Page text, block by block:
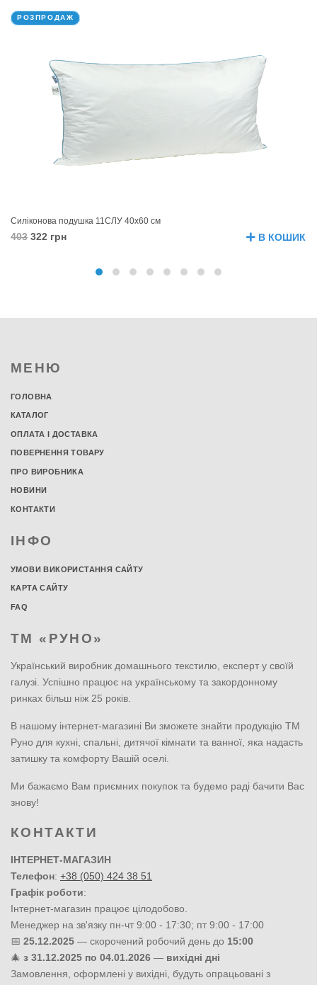
РОЗПРОДАЖ
Силіконова подушка 11СЛУ 40х60 см
403 322 грн В КОШИК
МЕНЮ
ГОЛОВНА
КАТАЛОГ
ОПЛАТА І ДОСТАВКА
ПОВЕРНЕННЯ ТОВАРУ
ПРО ВИРОБНИКА
НОВИНИ
КОНТАКТИ
ІНФО
УМОВИ ВИКОРИСТАННЯ САЙТУ
КАРТА САЙТУ
FAQ
ТМ «РУНО»
Український виробник домашнього текстилю, експерт у своїй
галузі. Успішно працює на українському та закордонному
ринках більш ніж 25 років.
В нашому інтернет-магазині Ви зможете знайти продукцію ТМ
Руно для кухні, спальні, дитячої кімнати та ванної, яка надасть
затишку та комфорту Вашій оселі.
Ми бажаємо Вам приємних покупок та будемо раді бачити Вас
знову!
КОНТАКТИ
ІНТЕРНЕТ-МАГАЗИН
Телефон: +38 (050) 424 38 51
Графік роботи:
Інтернет-магазин працює цілодобово.
Менеджер на зв'язку пн-чт 9:00 - 17:30; пт 9:00 - 17:00
📅 25.12.2025 — скорочений робочий день до 15:00
🎄 з 31.12.2025 по 04.01.2026 — вихідні дні
Замовлення, оформлені у вихідні, будуть опрацьовані з